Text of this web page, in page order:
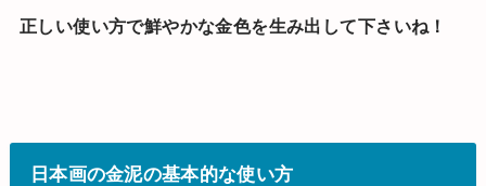
正しい使い方で鮮やかな金色を生み出して下さいね！
日本画の金泥の基本的な使い方